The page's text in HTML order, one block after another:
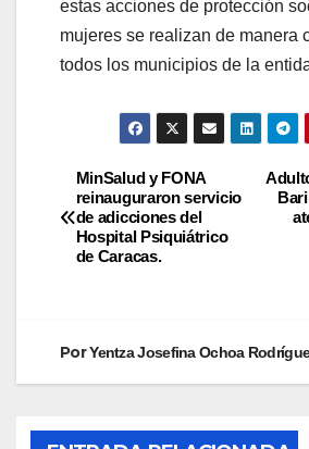
estas acciones de protección
mujeres se realizan de manera
todos los municipios de la
MinSalud y FONA
reinauguraron servicio
de adicciones del
Hospital Psiquiátrico
de Caracas.
PorYentza Josefina Ochoa